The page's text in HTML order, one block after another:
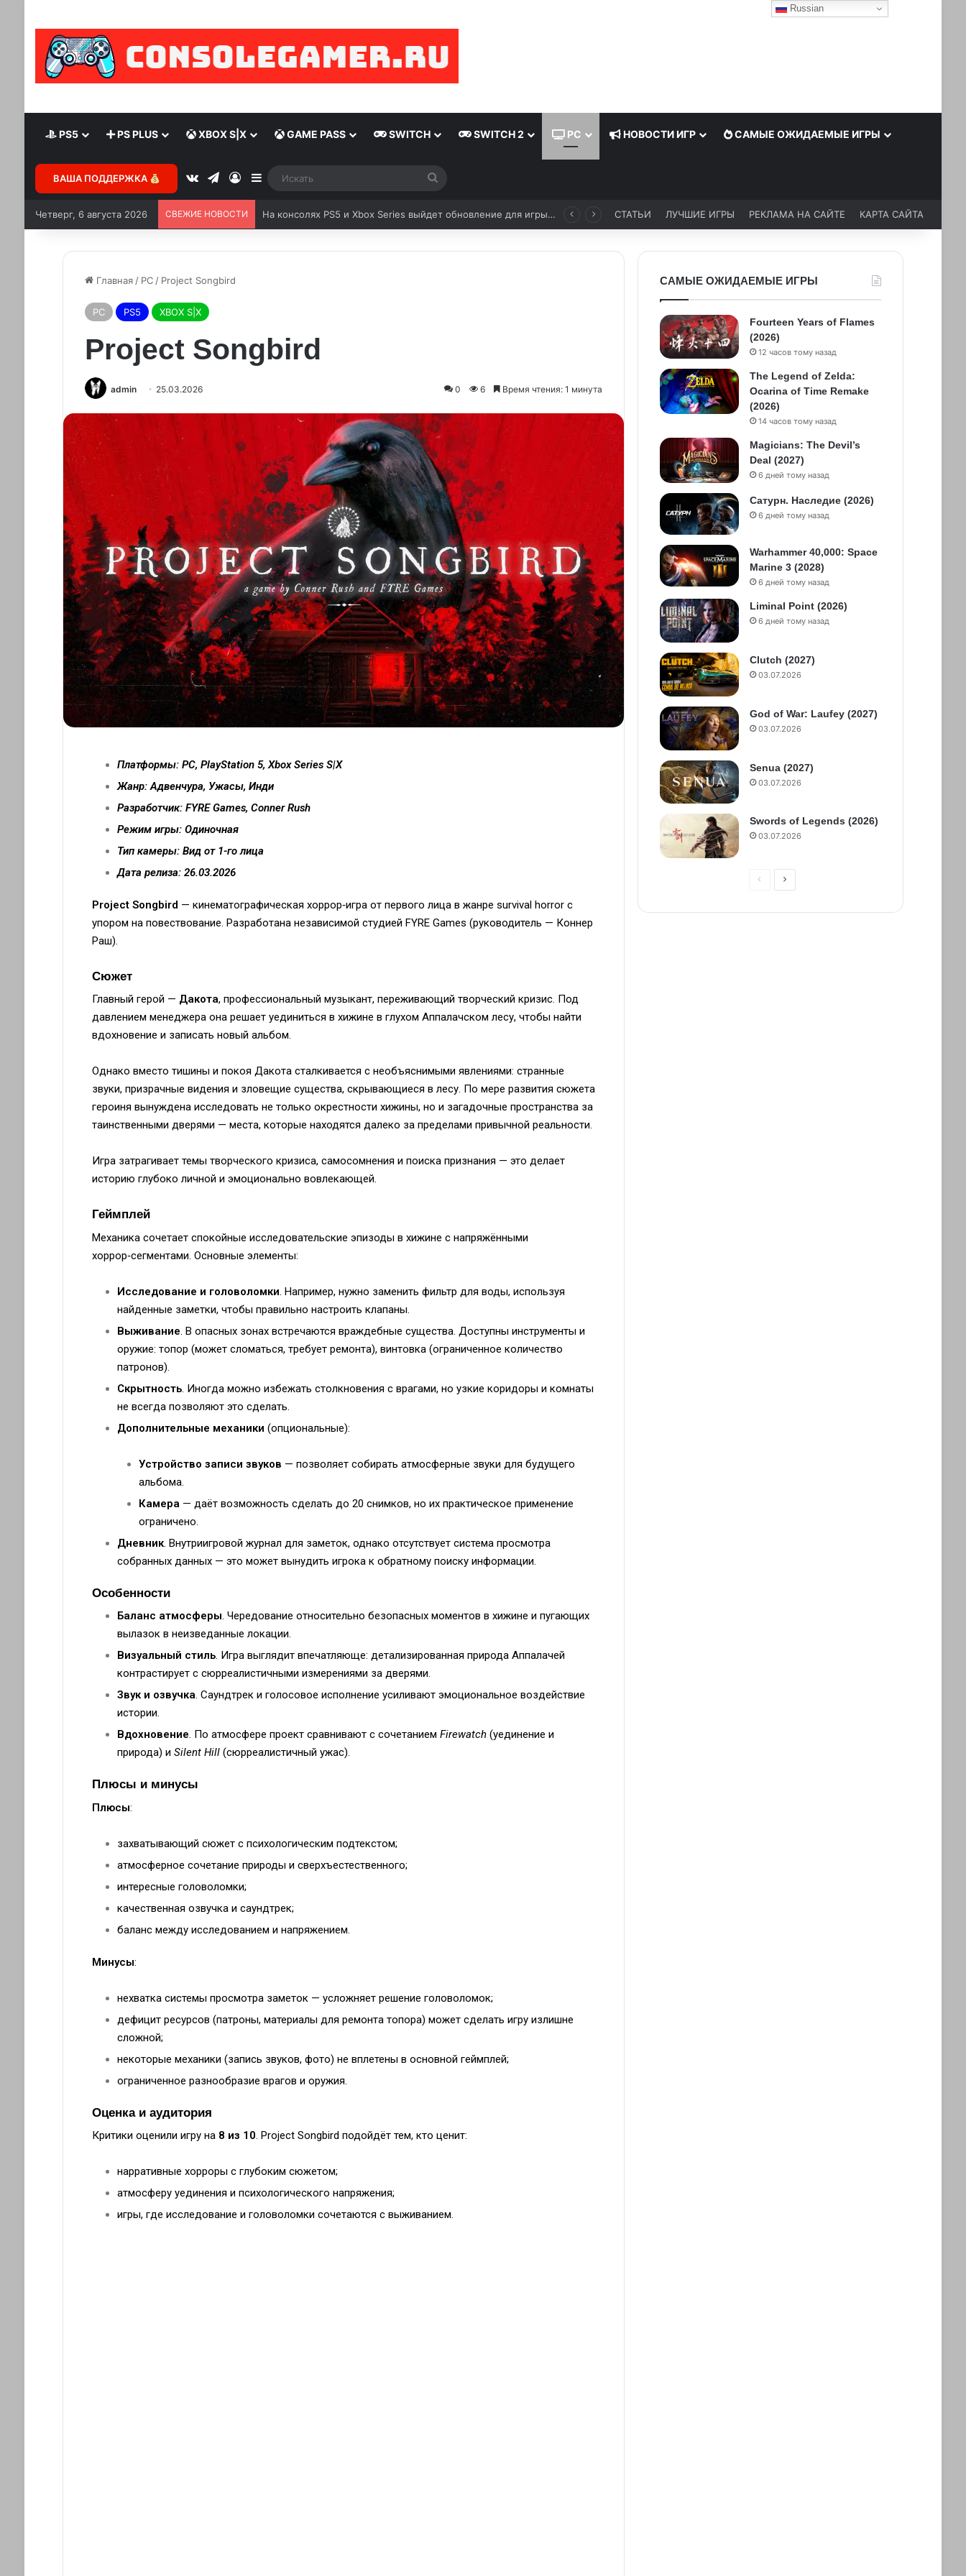
PS5 PS PLUS XBOX S|X GAME PASS SWITCH SWITCH 2 PC НОВОСТИ ИГР САМЫЕ ОЖИДАЕМЫЕ ИГРЫ
ВАША ПОДДЕРЖКА
Четверг, 6 августа 2026 СВЕЖИЕ НОВОСТИ На консолях PS5 и Xbox Series выйдет обновление для игры Ghost Recon Wildlands СТАТЬИ ЛУЧШИЕ ИГРЫ РЕКЛАМА НА САЙТЕ КАРТА САЙТА
Главная / PC / Project Songbird
PC PS5 XBOX S|X
Project Songbird
admin 25.03.2026 0 6 Время чтения: 1 минута
Платформы: PC, PlayStation 5, Xbox Series S|X
Жанр: Адвенчура, Ужасы, Инди
Разработчик: FYRE Games, Conner Rush
Режим игры: Одиночная
Тип камеры: Вид от 1-го лица
Дата релиза: 26.03.2026
Project Songbird — кинематографическая хоррор‑игра от первого лица в жанре survival horror с
упором на повествование. Разработана независимой студией FYRE Games (руководитель — Коннер
Раш).
Сюжет
Главный герой — Дакота, профессиональный музыкант, переживающий творческий кризис. Под
давлением менеджера она решает уединиться в хижине в глухом Аппалачском лесу, чтобы найти
вдохновение и записать новый альбом.
Однако вместо тишины и покоя Дакота сталкивается с необъяснимыми явлениями: странные
звуки, призрачные видения и зловещие существа, скрывающиеся в лесу. По мере развития сюжета
героиня вынуждена исследовать не только окрестности хижины, но и загадочные пространства за
таинственными дверями — места, которые находятся далеко за пределами привычной реальности.
Игра затрагивает темы творческого кризиса, самосомнения и поиска признания — это делает
историю глубоко личной и эмоционально вовлекающей.
Геймплей
Механика сочетает спокойные исследовательские эпизоды в хижине с напряжёнными
хоррор‑сегментами. Основные элементы:
Исследование и головоломки . Например, нужно заменить фильтр для воды, используя
найденные заметки, чтобы правильно настроить клапаны.
Выживание . В опасных зонах встречаются враждебные существа. Доступны инструменты и
оружие: топор (может сломаться, требует ремонта), винтовка (ограниченное количество
патронов).
Скрытность. Иногда можно избежать столкновения с врагами, но узкие коридоры и комнаты
не всегда позволяют это сделать.
Дополнительные механики (опциональные):
Устройство записи звуков — позволяет собирать атмосферные звуки для будущего
альбома.
Камера — даёт возможность сделать до 20 снимков, но их практическое применение
ограничено.
Дневник. Внутриигровой журнал для заметок, однако отсутствует система просмотра
собранных данных — это может вынудить игрока к обратному поиску информации.
Особенности
Баланс атмосферы. Чередование относительно безопасных моментов в хижине и пугающих
вылазок в неизведанные локации.
Визуальный стиль. Игра выглядит впечатляюще: детализированная природа Аппалачей
контрастирует с сюрреалистичными измерениями за дверями.
Звук и озвучка. Саундтрек и голосовое исполнение усиливают эмоциональное воздействие
истории.
Вдохновение. По атмосфере проект сравнивают с сочетанием Firewatch(уединение и
природа) и Silent Hill(сюрреалистичный ужас).
Плюсы и минусы
Плюсы:
захватывающий сюжет с психологическим подтекстом;
атмосферное сочетание природы и сверхъестественного;
интересные головоломки;
качественная озвучка и саундтрек;
баланс между исследованием и напряжением.
Минусы:
нехватка системы просмотра заметок — усложняет решение головоломок;
дефицит ресурсов (патроны, материалы для ремонта топора) может сделать игру излишне
сложной;
некоторые механики (запись звуков, фото) не вплетены в основной геймплей;
ограниченное разнообразие врагов и оружия.
Оценка и аудитория
Критики оценили игру на 8 из 10. Project Songbird подойдёт тем, кто ценит:
нарративные хорроры с глубоким сюжетом;
атмосферу уединения и психологического напряжения;
игры, где исследование и головоломки сочетаются с выживанием.
САМЫЕ ОЖИДАЕМЫЕ ИГРЫ
Fourteen Years of Flames
(2026)
12 часов тому назад
The Legend of Zelda:
Ocarina of Time Remake
(2026)
14 часов тому назад
Magicians: The Devil’s
Deal (2027)
6 дней тому назад
Сатурн. Наследие (2026)
6 дней тому назад
Warhammer 40,000: Space
Marine 3 (2028)
6 дней тому назад
Liminal Point (2026)
6 дней тому назад
Clutch (2027)
03.07.2026
God of War: Laufey (2027)
03.07.2026
Senua (2027)
03.07.2026
Swords of Legends (2026)
03.07.2026
Russian